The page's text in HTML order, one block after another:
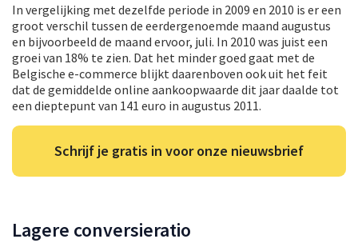
In vergelijking met dezelfde periode in 2009 en 2010 is er een
groot verschil tussen de eerdergenoemde maand augustus
en bijvoorbeeld de maand ervoor, juli. In 2010 was juist een
groei van 18% te zien. Dat het minder goed gaat met de
Belgische e-commerce blijkt daarenboven ook uit het feit
dat de gemiddelde online aankoopwaarde dit jaar daalde tot
een dieptepunt van 141 euro in augustus 2011.
Schrijf je gratis in voor onze nieuwsbrief
Lagere conversieratio